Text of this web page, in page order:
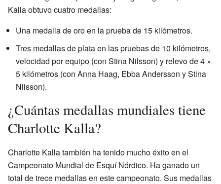
Kalla obtuvo cuatro medallas:
Una medalla de oro en la prueba de 15 kilómetros.
Tres medallas de plata en las pruebas de 10 kilómetros,
velocidad por equipo (con Stina Nilsson) y relevo de 4 ×
5 kilómetros (con Anna Haag, Ebba Andersson y Stina
Nilsson).
¿Cuántas medallas mundiales tiene
Charlotte Kalla?
Charlotte Kalla también ha tenido mucho éxito en el
Campeonato Mundial de Esquí Nórdico. Ha ganado un
total de trece medallas en este campeonato. Sus medallas